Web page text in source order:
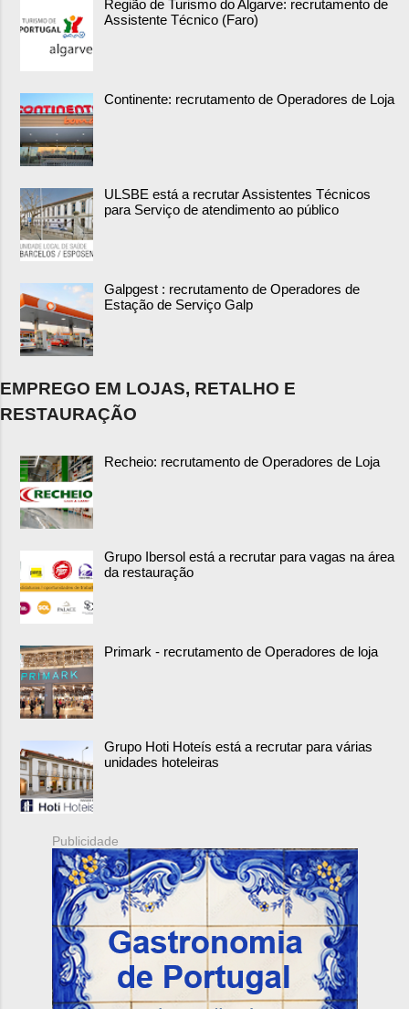
Região de Turismo do Algarve: recrutamento de
Assistente Técnico (Faro)
Continente: recrutamento de Operadores de Loja
ULSBE está a recrutar Assistentes Técnicos
para Serviço de atendimento ao público
Galpgest : recrutamento de Operadores de
Estação de Serviço Galp
EMPREGO EM LOJAS, RETALHO E
RESTAURAÇÃO
Recheio: recrutamento de Operadores de Loja
Grupo Ibersol está a recrutar para vagas na área
da restauração
Primark - recrutamento de Operadores de loja
Grupo Hoti Hoteís está a recrutar para várias
unidades hoteleiras
Publicidade